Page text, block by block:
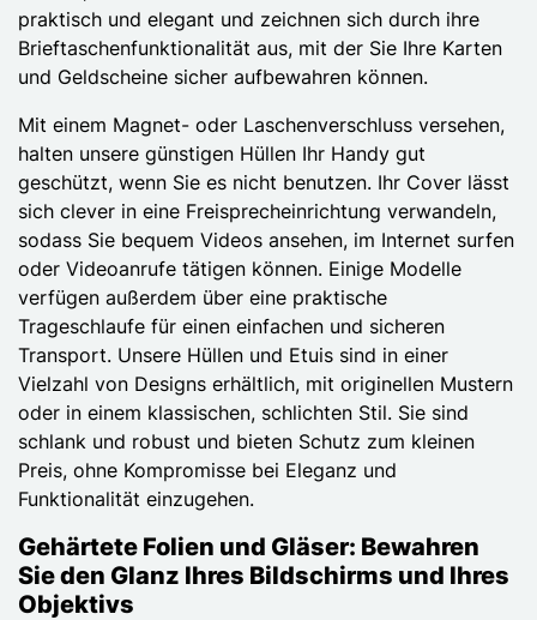
praktisch und elegant und zeichnen sich durch ihre
Brieftaschenfunktionalität aus, mit der Sie Ihre Karten
und Geldscheine sicher aufbewahren können.
Mit einem Magnet- oder Laschenverschluss versehen,
halten unsere günstigen Hüllen Ihr Handy gut
geschützt, wenn Sie es nicht benutzen. Ihr Cover lässt
sich clever in eine Freisprecheinrichtung verwandeln,
sodass Sie bequem Videos ansehen, im Internet surfen
oder Videoanrufe tätigen können. Einige Modelle
verfügen außerdem über eine praktische
Trageschlaufe für einen einfachen und sicheren
Transport. Unsere Hüllen und Etuis sind in einer
Vielzahl von Designs erhältlich, mit originellen Mustern
oder in einem klassischen, schlichten Stil. Sie sind
schlank und robust und bieten Schutz zum kleinen
Preis, ohne Kompromisse bei Eleganz und
Funktionalität einzugehen.
Gehärtete Folien und Gläser: Bewahren
Sie den Glanz Ihres Bildschirms und Ihres
Objektivs